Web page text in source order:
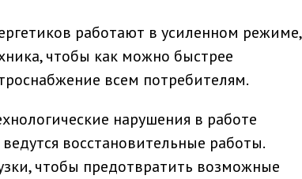
работают в усиленном режиме,
чтобы как можно быстрее
всем потребителям.
нарушения в работе
восстановительные работы.
чтобы предотвратить возможные